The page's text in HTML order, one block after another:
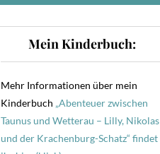
Mein Kinderbuch:
Mehr Informationen über mein
Kinderbuch „Abenteuer zwischen
Taunus und Wetterau – Lilly, Nikolas
und der Krachenburg-Schatz“ findet